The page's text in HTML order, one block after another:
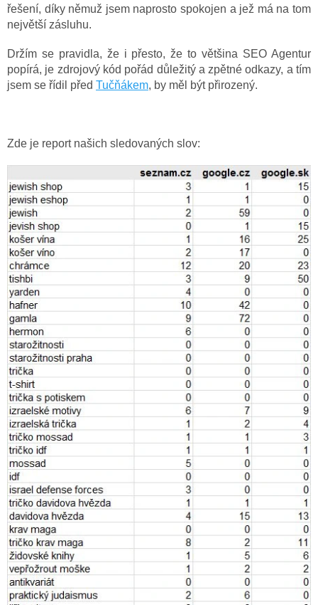
řešení, díky němuž jsem naprosto spokojen a jež má na tom
největší zásluhu.
Držím se pravidla, že i přesto, že to většina SEO Agentur
popírá, je zdrojový kód pořád důležitý a zpětné odkazy, a tím
jsem se řídil před Tučňákem, by měl být přirozený.
Zde je report našich sledovaných slov: